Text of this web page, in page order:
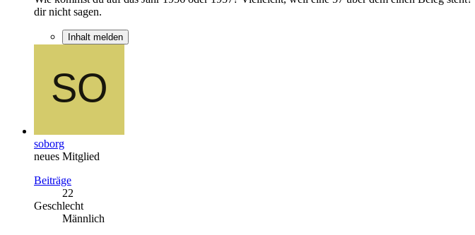
dir nicht sagen.
Inhalt melden
soborg
neues Mitglied
Beiträge
22
Geschlecht
Männlich